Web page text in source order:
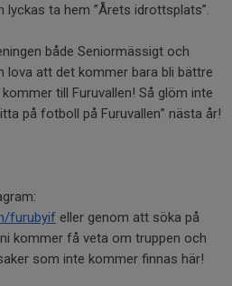
lyckas ta hem ”Årets idrottsplats”.
både Seniormässigt och
lova att det kommer bara bli bättre
till Furuvallen! Så glöm inte
på fotboll på Furuvallen” nästa år!
furubyif eller genom att söka på
kommer få veta om truppen och
som inte kommer finnas här!